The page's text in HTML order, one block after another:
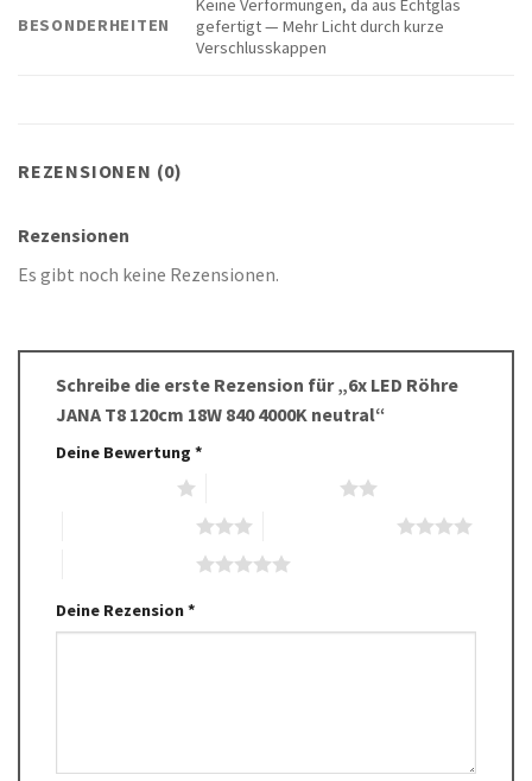
BESONDERHEITEN
Keine Verformungen, da aus Echtglas
gefertigt — Mehr Licht durch kurze
Verschlusskappen
REZENSIONEN (0)
Rezensionen
Es gibt noch keine Rezensionen.
Schreibe die erste Rezension für „6x LED Röhre
JANA T8 120cm 18W 840 4000K neutral“
Deine Bewertung *
Deine Rezension*